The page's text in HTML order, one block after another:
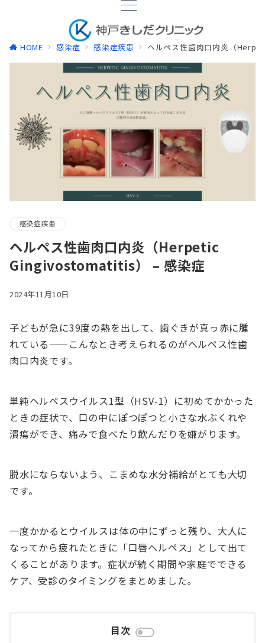
HOME 感染症 感染症疾患 ヘルペス性歯肉口内炎（
感染症疾患
ヘルペス性歯肉口内炎（Herpetic
Gingivostomatitis） – 感染症
2024年11月10日
子どもが急に39度の熱を出して、歯ぐきが真っ赤に腫
れている——こんなとき考えられるのがヘルペス性歯
肉口内炎です。
単純ヘルペスウイルス1型（HSV-1）に初めてかかった
ときの症状で、口の中にぽつぽつと小さな水ぶくれや
潰瘍ができ、痛みで食べたり飲んだりを嫌がります。
脱水にならないよう、こまめな水分補給がとても大切
です。
一度かかるとウイルスは体の中にずっと残り、大人に
なってから疲れたときに「口唇ヘルペス」として出て
くることがあります。症状が続く期間や家庭でできる
ケア、受診のタイミングをまとめました。
目次